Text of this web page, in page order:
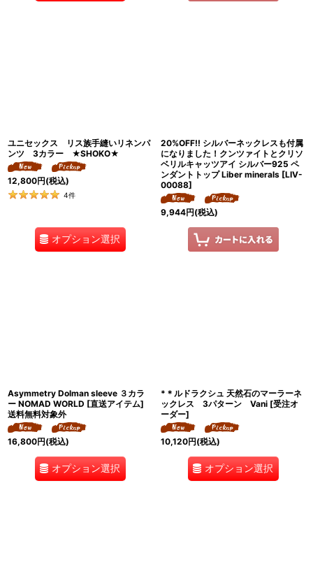
ユニセックス リス族手縫いリネンパ
ンツ 3カラー ★SHOKO★
12,800円(税込)
4件
オプション選択
20%OFF!! シルバーネックレスも付属
になりました！クンツァイトとクリソ
ベリルキャッツアイ シルバー925 ペ
ンダントトップ Liber minerals [LIV-
00088]
9,944円(税込)
Asymmetry Dolman sleeve ３カラ
ー NOMAD WORLD [直送アイテム]
送料無料対象外
16,800円(税込)
オプション選択
*＊ルドラクシュ 天然石のマーラーネ
ックレス 3パターン Vani [受注オ
ーダー]
10,120円(税込)
オプション選択